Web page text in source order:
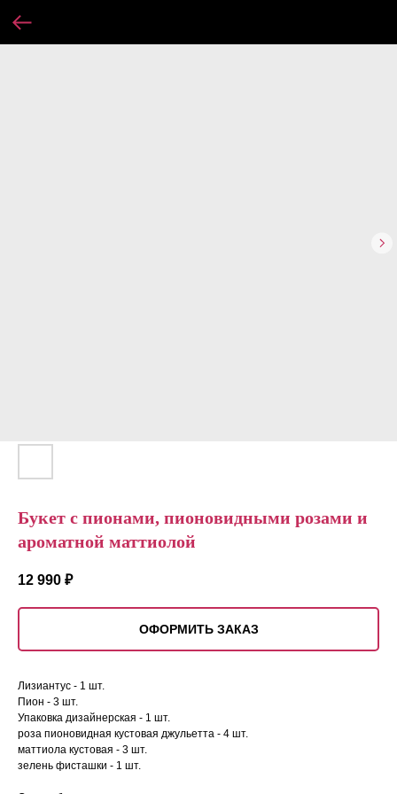
Букет с пионами, пионовидными розами и
ароматной маттиолой
12 990 ₽
ОФОРМИТЬ ЗАКАЗ
Лизиантус - 1 шт.
Пион - 3 шт.
Упаковка дизайнерская - 1 шт.
роза пионовидная кустовая джульетта - 4 шт.
маттиола кустовая - 3 шт.
зелень фисташки - 1 шт.